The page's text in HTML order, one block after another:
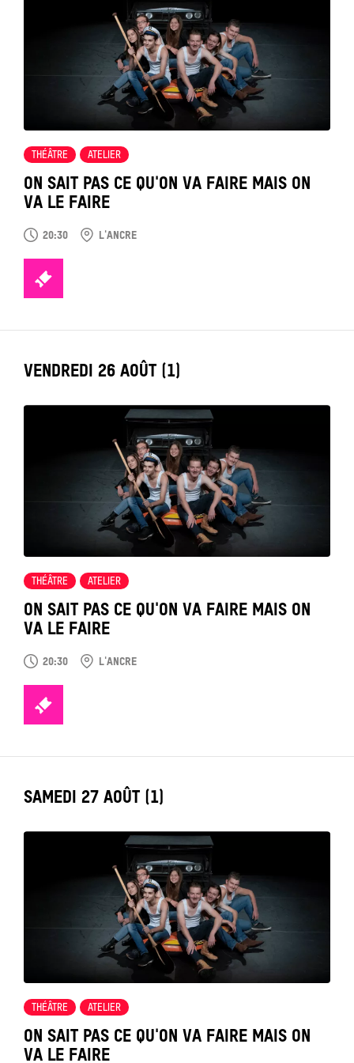
ON SAIT PAS CE QU'ON VA FAIRE MAIS ON
VA LE FAIRE
THÉÂTRE ATELIER
20:30 L'ANCRE
TICKETS
LABEL_DATE
VENDREDI 26 AOÛT (1)
ON SAIT PAS CE QU'ON VA FAIRE MAIS ON
VA LE FAIRE
THÉÂTRE ATELIER
20:30 L'ANCRE
TICKETS
LABEL_DATE
SAMEDI 27 AOÛT (1)
ON SAIT PAS CE QU'ON VA FAIRE MAIS ON
VA LE FAIRE
THÉÂTRE ATELIER